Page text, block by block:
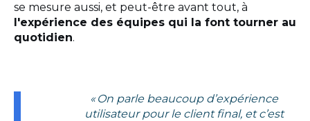
se mesure aussi, et peut-être avant tout, à
l'expérience des équipes qui la font tourner au
quotidien.
« On parle beaucoup d’expérience
utilisateur pour le client final, et c’est